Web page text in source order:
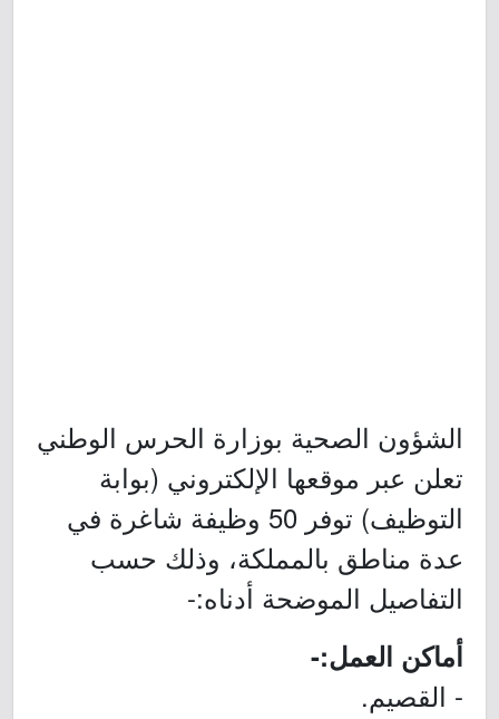
الشؤون الصحية بوزارة الحرس الوطني
تعلن عبر موقعها الإلكتروني (بوابة
التوظيف) توفر 50 وظيفة شاغرة في
عدة مناطق بالمملكة، وذلك حسب
التفاصيل الموضحة أدناه:-
أماكن العمل:-
- القصيم.